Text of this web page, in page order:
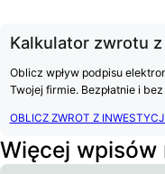
Kalkulator zwrotu
Oblicz wpływ podpisu
Twojej firmie. Bezpłatnie i
OBLICZ ZWROT Z
Więcej wpisów